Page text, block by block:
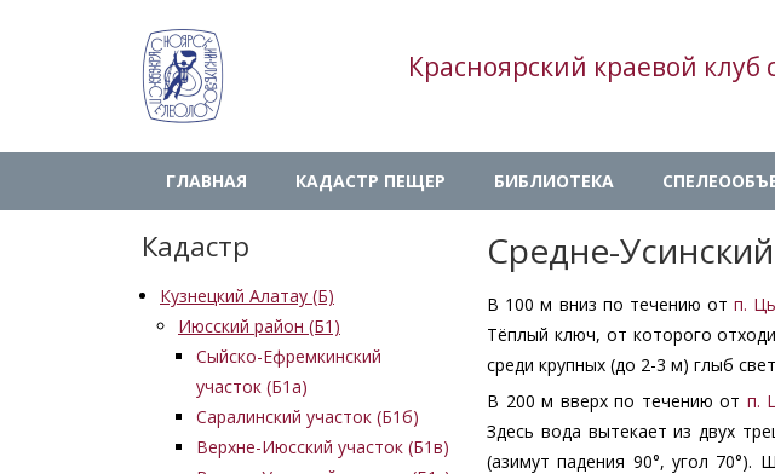
Красноярский краевой клуб
Main
navigation
ГЛАВНАЯ КАДАСТР ПЕЩЕР БИБЛИОТЕКА
Кадастр
Кузнецкий Алатау (Б)
Июсский район (Б1)
Сыйско-Ефремкинский
участок (Б1а)
Саралинский участок (Б1б)
Верхне-Июсский участок (Б1в)
Средне-
В 100 м вниз по течению отп.
Тёплый ключ, от которого
среди крупных (до 2-3 м) глыб
В 200 м вверх по течению от п.
Здесь вода вытекает из двух
(азимут падения 90°, угол